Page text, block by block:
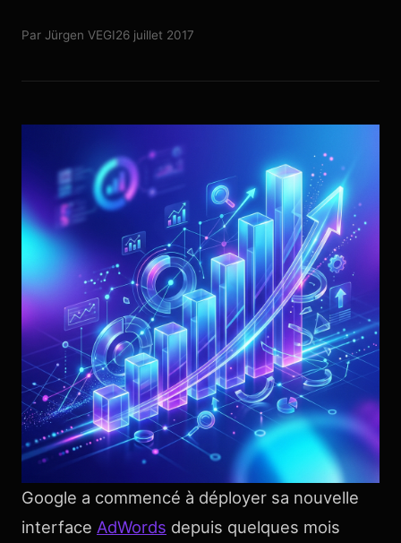
Par Jürgen VEGI26 juillet 2017
Google a commencé à déployer sa nouvelle
interface AdWords depuis quelques mois